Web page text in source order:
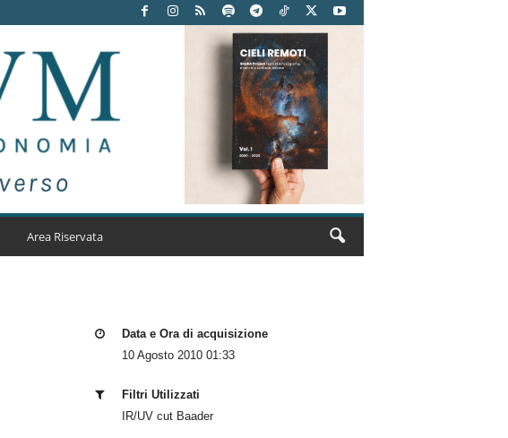
Area Riservata
Data e Ora di acquisizione
10 Agosto 2010 01:33
Filtri Utilizzati
IR/UV cut Baader